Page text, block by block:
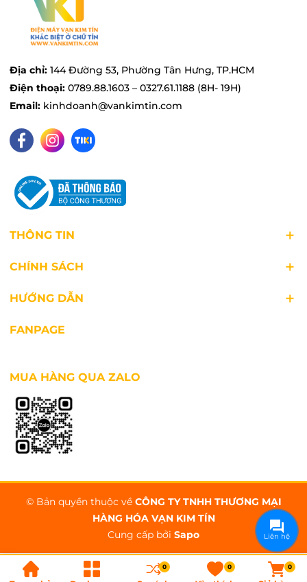
Địa chỉ: 144 Đường 53, Phường Tân Hưng, TP.HCM
Điện thoại: 0789.88.1603 – 0327.61.1188 (8H- 19H)
Email: kinhdoanh@vankimtin.com
THÔNG TIN
CHÍNH SÁCH
HƯỚNG DẪN
FANPAGE
MUA HÀNG QUA ZALO
© Bản quyền thuộc về CÔNG TY TNHH THƯƠNG MẠI
HÀNG HÓA VẠN KIM TÍN
Cung cấp bởi Sapo
0 0 0
Liên hệ